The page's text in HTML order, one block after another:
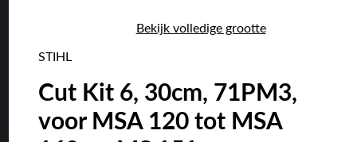
Bekijk volledige grootte
STIHL
Cut Kit 6, 30cm, 71PM3,
voor MSA 120 tot MSA